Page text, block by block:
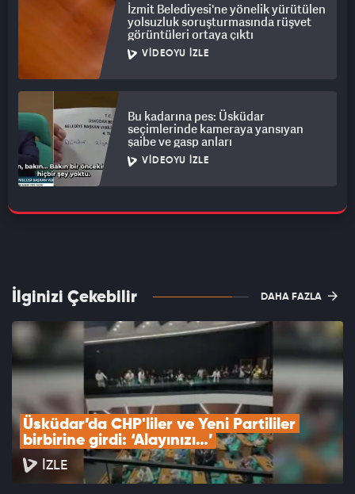
İzmit Belediyesi'ne yönelik yürütülen
yolsuzluk soruşturmasında rüşvet
görüntüleri ortaya çıktı
VIDEOYU İZLE
Bu kadarına pes: Üsküdar
seçimlerinde kameraya yansıyan
şaibe ve gasp anları
VIDEOYU İZLE
İlginizi Çekebilir DAHA FAZLA
Üsküdar’da CHP'liler ve Yeni Partililer
birbirine girdi: ‘Alayınızı…’
İZLE